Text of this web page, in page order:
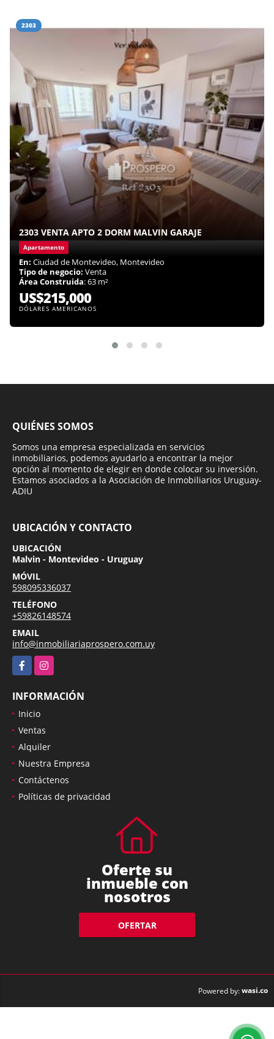
2303
2303 VENTA APTO 2 DORM MALVIN GARAJE
Apartamento
En: Ciudad de Montevideo, Montevideo
Tipo de negocio: Venta
Área Construida: 63 m²
US$215,000
DÓLARES AMERICANOS
QUIÉNES SOMOS
Somos una empresa especializada en servicios
inmobiliarios, podemos ayudarlo a encontrar la mejor
opción al momento de elegir en donde colocar su inversión.
Estamos asociados a la Asociación de Inmobiliarios Uruguay-
ADIU
UBICACIÓN Y CONTACTO
UBICACIÓN
Malvin - Montevideo - Uruguay
MÓVIL
598095336037
TELÉFONO
+59826148574
EMAIL
info@inmobiliariaprospero.com.uy
FacebookInstagram
INFORMACIÓN
Inicio
Ventas
Alquiler
Nuestra Empresa
Contáctenos
Políticas de privacidad
Oferte su
inmueble con
nosotros
OFERTAR
Powered by:wasi.co